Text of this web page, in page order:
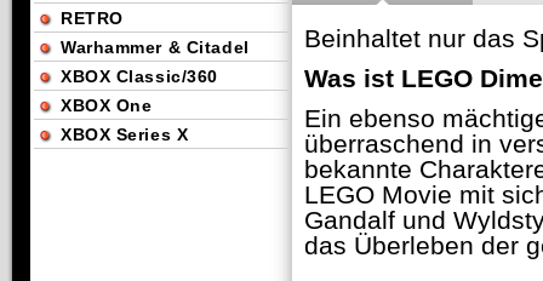
Beinhaltet nur das
Was ist LEGO
Ein ebenso
überraschend in
bekannte
LEGO Movie mit
Gandalf und
das Überleben der
RETRO
Warhammer & Citadel
XBOX Classic/360
XBOX One
XBOX Series X